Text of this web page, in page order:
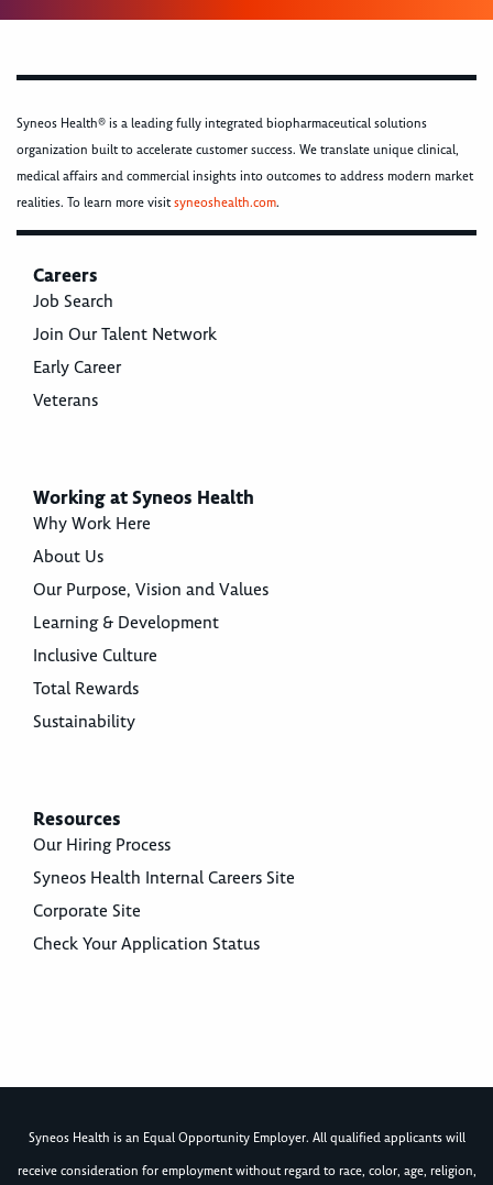
Syneos Health® is a leading fully integrated biopharmaceutical solutions
organization built to accelerate customer success. We translate unique clinical,
medical affairs and commercial insights into outcomes to address modern market
realities. To learn more visitsyneoshealth.com.
Careers
Job Search
Join Our Talent Network
Early Career
Veterans
Working at Syneos Health
Why Work Here
About Us
Our Purpose, Vision and Values
Learning & Development
Inclusive Culture
Total Rewards
Sustainability
Resources
Our Hiring Process
Syneos Health Internal Careers Site
Corporate Site
Check Your Application Status
Syneos Health is an Equal Opportunity Employer. All qualified applicants will
receive consideration for employment without regard to race, color, age, religion,